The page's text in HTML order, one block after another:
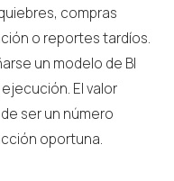
compras
o reportes tardíos.
un modelo de BI
El valor
ser un número
oportuna.